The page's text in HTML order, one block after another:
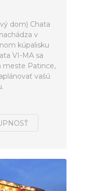
dom) Chata
v
kúpalisku
VI-MA sa
meste Patince,
vašú